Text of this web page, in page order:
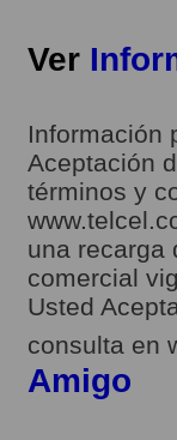
Ver
Información
Aceptación
términos y
una recarga
comercial
Usted
consulta en
Amigo